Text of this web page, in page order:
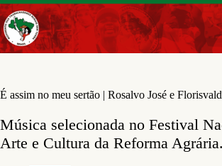
Pular
para
o
conteúdo
É assim no meu sertão | Rosalvo José e
Música selecionada no Festival
Arte e Cultura da Reforma Agrária.